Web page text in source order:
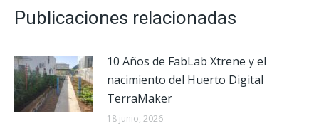
Publicaciones relacionadas
10 Años de FabLab Xtrene y el
nacimiento del Huerto Digital
TerraMaker
18 junio, 2026